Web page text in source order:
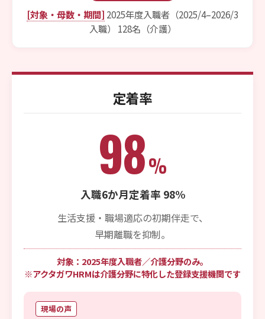
[対象・母数・期間] 2025年度入職者（2025/4–2026/3
入職） 128名（介護）
定着率
98%
入職6か月定着率 98%
生活支援・職場適応の初期伴走で、
早期離職を抑制。
対象：2025年度入職者／介護分野のみ。
※アクタガワHRMは介護分野に特化した登録支援機関です
現場の声